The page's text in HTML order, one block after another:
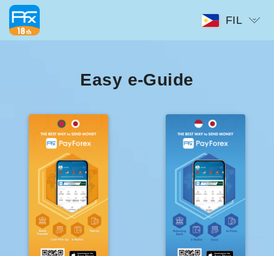
FIL
Easy e-Guide